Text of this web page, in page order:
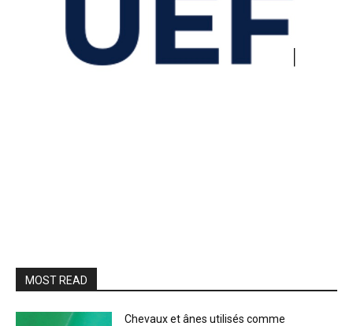
MOST READ
Chevaux et ânes utilisés comme